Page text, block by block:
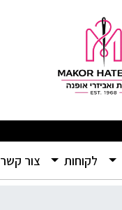
לקוחות צור קשר